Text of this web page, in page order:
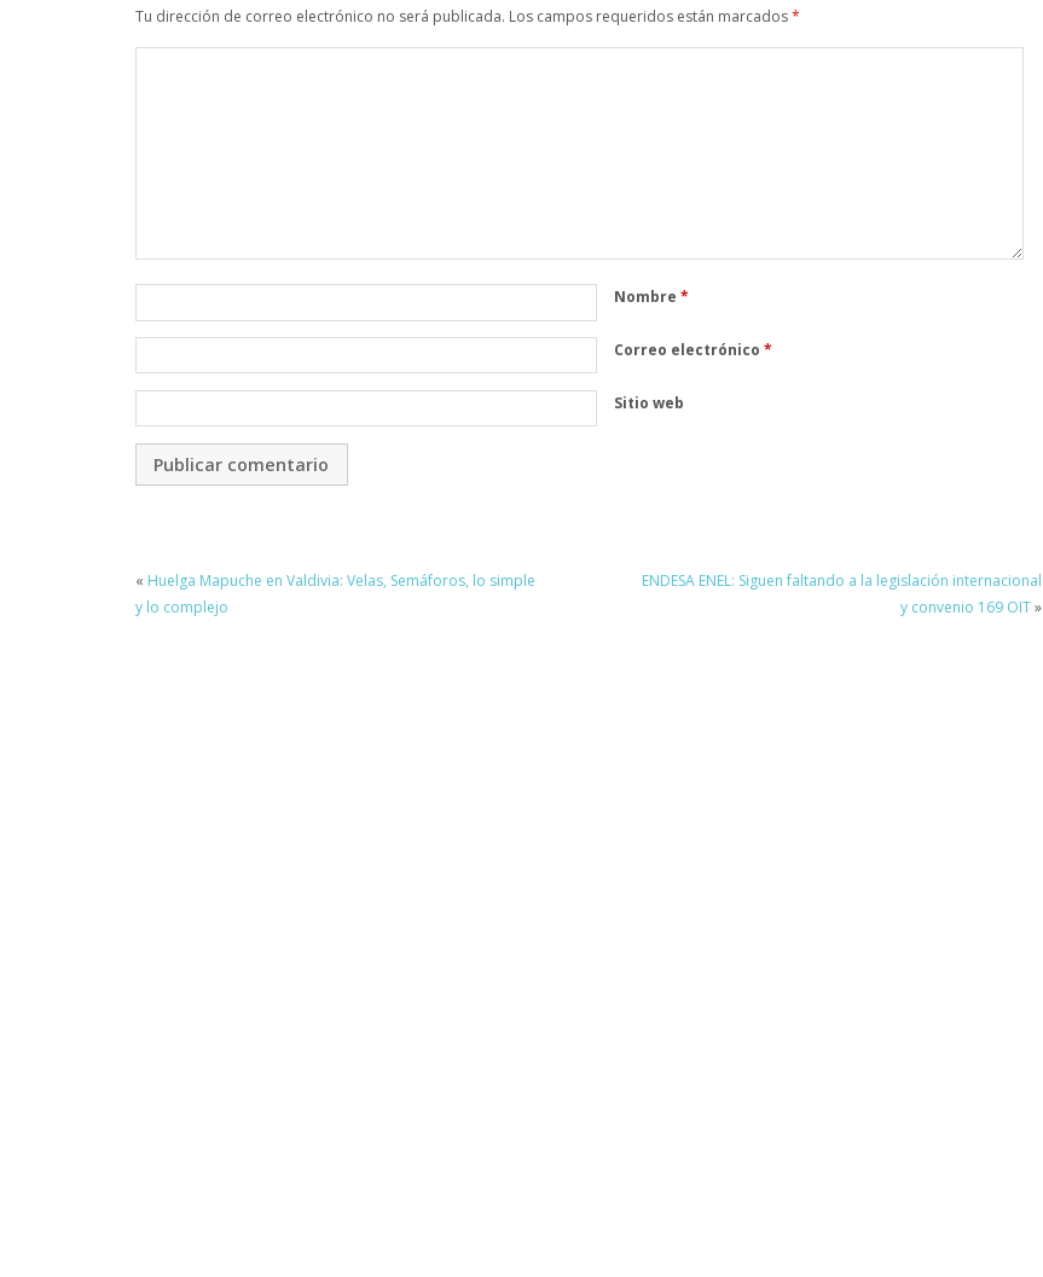
Tu dirección de correo electrónico no será publicada. Los campos requeridos están marcados*
Nombre *
Correo electrónico *
Sitio web
« Huelga Mapuche en Valdivia: Velas, Semáforos, lo simple
y lo complejo
ENDESA ENEL: Siguen faltando a la legislación internacional
y convenio 169 OIT»